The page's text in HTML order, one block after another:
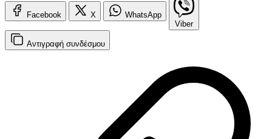
Facebook X
WhatsApp
Viber
Αντιγραφή συνδέσμου